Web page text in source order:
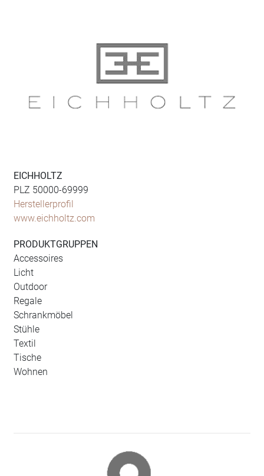
EICHHOLTZ
PLZ 50000-69999
Herstellerprofil
www.eichholtz.com
PRODUKTGRUPPEN
Accessoires
Licht
Outdoor
Regale
Schrankmöbel
Stühle
Textil
Tische
Wohnen